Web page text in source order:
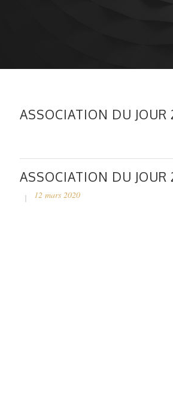
ASSOCIATION DU JOUR
ASSOCIATION DU JOUR
12 mars 2020